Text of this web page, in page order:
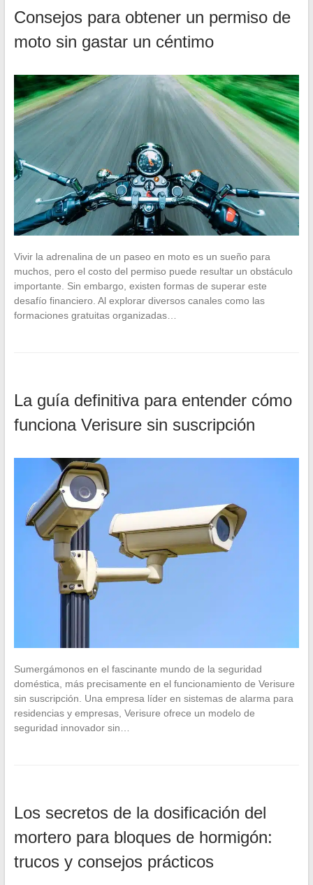
Consejos para obtener un permiso de
moto sin gastar un céntimo
Vivir la adrenalina de un paseo en moto es un sueño para
muchos, pero el costo del permiso puede resultar un obstáculo
importante. Sin embargo, existen formas de superar este
desafío financiero. Al explorar diversos canales como las
formaciones gratuitas organizadas…
La guía definitiva para entender cómo
funciona Verisure sin suscripción
Sumergámonos en el fascinante mundo de la seguridad
doméstica, más precisamente en el funcionamiento de Verisure
sin suscripción. Una empresa líder en sistemas de alarma para
residencias y empresas, Verisure ofrece un modelo de
seguridad innovador sin…
Los secretos de la dosificación del
mortero para bloques de hormigón:
trucos y consejos prácticos